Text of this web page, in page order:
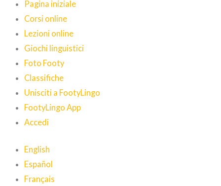
Pagina iniziale
Corsi online
Lezioni online
Giochi linguistici
Foto Footy
Classifiche
Unisciti a FootyLingo
FootyLingo App
Accedi
English
Español
Français